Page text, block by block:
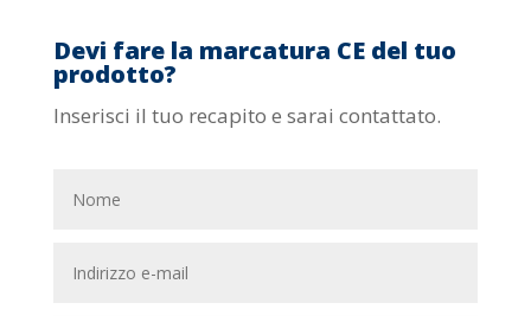
Devi fare la marcatura CE del tuo
prodotto?
Inserisci il tuo recapito e sarai contattato.